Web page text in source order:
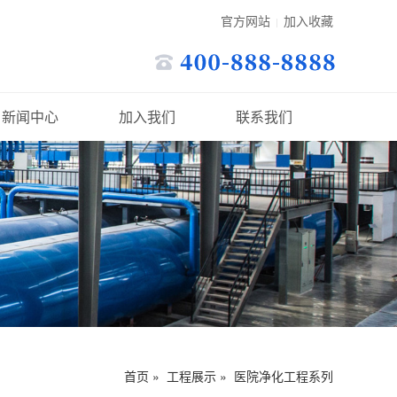
官方网站 加入收藏
新闻中心 加入我们 联系我们
首页 » 工程展示 » 医院净化工程系列